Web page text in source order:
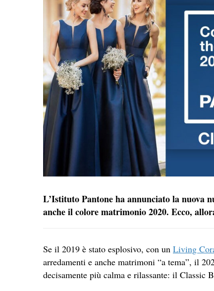
L’Istituto Pantone ha annunciato la nuova
anche il colore matrimonio 2020. Ecco,
Se il 2019 è stato esplosivo, con un Living
arredamenti e anche matrimoni “a tema”, il
decisamente più calma e rilassante: il Classic